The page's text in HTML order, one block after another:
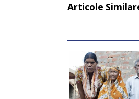
Articole